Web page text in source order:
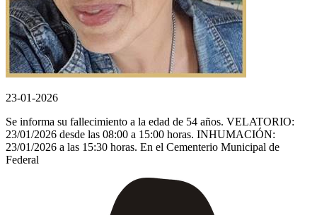
23-01-2026
Se informa su fallecimiento a la edad de 54 años. VELATORIO:
23/01/2026 desde las 08:00 a 15:00 horas. INHUMACIÓN:
23/01/2026 a las 15:30 horas. En el Cementerio Municipal de
Federal